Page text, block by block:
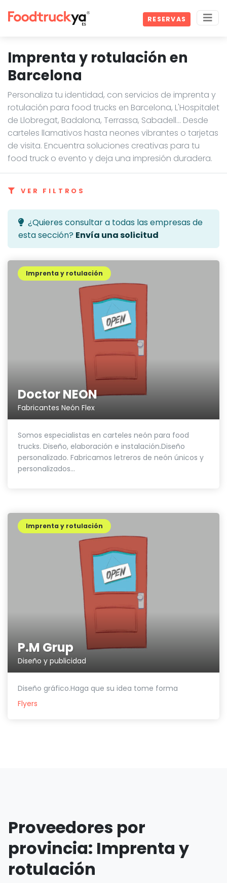
RESERVAS
Imprenta y rotulación en
Barcelona
Personaliza tu identidad, con servicios de imprenta y
rotulación para food trucks en Barcelona, L'Hospitalet
de Llobregat, Badalona, Terrassa, Sabadell… Desde
carteles llamativos hasta neones vibrantes o tarjetas
de visita. Encuentra soluciones creativas para tu
food truck o evento y deja una impresión duradera.
VER FILTROS
¿Quieres consultar a todas las empresas de
esta sección? Envía una solicitud
Doctor NEON
Fabricantes Neón Flex
Imprenta y rotulación
Somos especialistas en carteles neón para food
trucks. Diseño, elaboración e instalación.Diseño
personalizado. Fabricamos letreros de neón únicos y
personalizados...
P.M Grup
Diseño y publicidad
Imprenta y rotulación
Diseño gráfico.Haga que su idea tome forma
Flyers
Proveedores por
provincia: Imprenta y
rotulación